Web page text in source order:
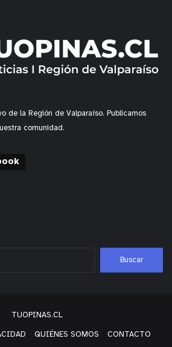
de la Región de Valparaíso. Publicamos
comunidad.
TUOPINAS.CL
QUIÉNES SOMOS CONTACTO